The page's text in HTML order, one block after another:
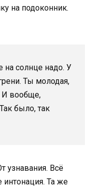
на подоконник.
на солнце надо. У
Ты молодая,
И вообще,
было, так
узнавания. Всё
интонация. Та же